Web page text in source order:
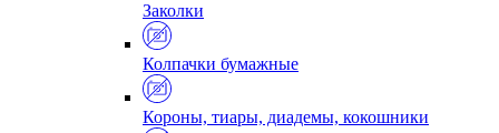
Заколки
Колпачки бумажные
Короны, тиары, диадемы, кокошники